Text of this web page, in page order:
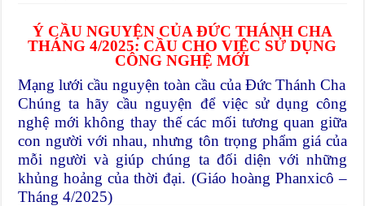
Ý CẦU NGUYỆN CỦA ĐỨC THÁNH CHA
THÁNG 4/2025: CẦU CHO VIỆC SỬ DỤNG
CÔNG NGHỆ MỚI
Mạng lưới cầu nguyện toàn cầu của Đức Thánh Cha
Chúng ta hãy cầu nguyện để việc sử dụng công
nghệ mới không thay thế các mối tương quan giữa
con người với nhau, nhưng tôn trọng phẩm giá của
mỗi người và giúp chúng ta đối diện với những
khủng hoảng của thời đại. (Giáo hoàng Phanxicô –
Tháng 4/2025)